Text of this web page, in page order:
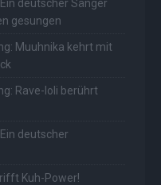
deutscher Sänger
gesungen
Muuhnika kehrt mit
Rave-Ioli berührt
deutscher
Kuh-Power!